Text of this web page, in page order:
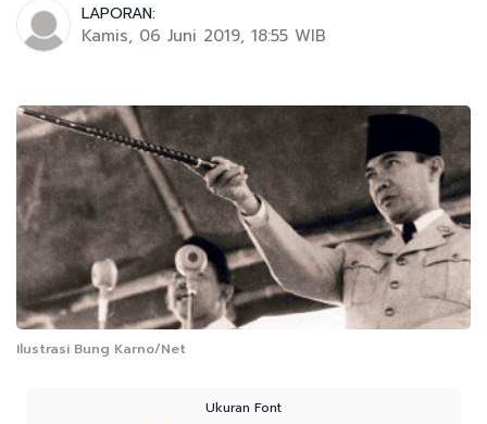
LAPORAN:
Kamis, 06 Juni 2019, 18:55 WIB
Ilustrasi Bung Karno/Net
Ukuran Font